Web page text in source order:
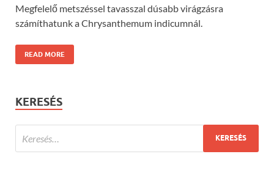
Megfelelő metszéssel tavasszal dúsabb virágzásra
számíthatunk a Chrysanthemum indicumnál.
READ MORE
KERESÉS